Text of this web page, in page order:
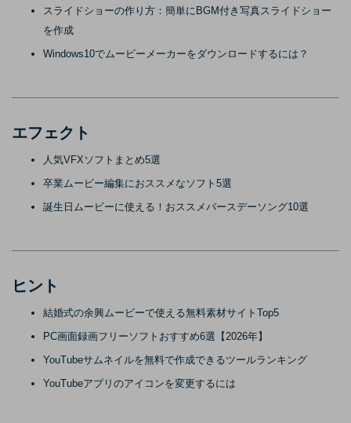
スライドショーの作り方：簡単にBGM付き写真スライドショー
を作成
Windows10でムービーメーカーをダウンロードするには？
エフェクト
人気VFXソフトまとめ5選
卒業ムービー編集におススメなソフト5選
誕生日ムービーに使える！おススメバースデーソング10選
ヒント
結婚式の余興ムービーで使える無料素材サイトTop5
PC画面録画フリーソフトおすすめ6選【2026年】
YouTubeサムネイルを無料で作成できるツールランキング
YouTubeアプリのアイコンを変更するには